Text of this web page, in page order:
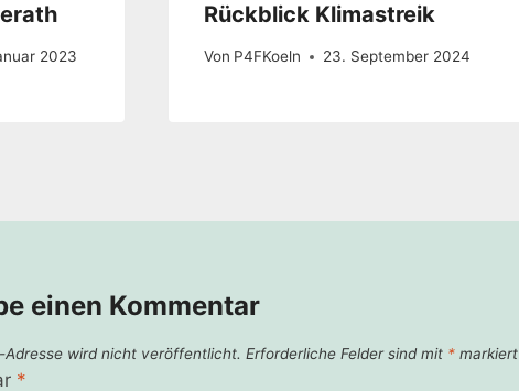
2023
Rückblick Klimastreik
Von P4FKoeln 23. September 2024
einen Kommentar
Adresse wird nicht veröffentlicht. Erforderliche Felder sind mit * markiert
*